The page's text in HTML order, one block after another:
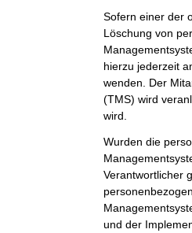
Sofern einer der
Löschung von
hierzu jederzeit
wenden. Der
(TMS) wird
wird.
Wurden die
Verantwortlicher
und der